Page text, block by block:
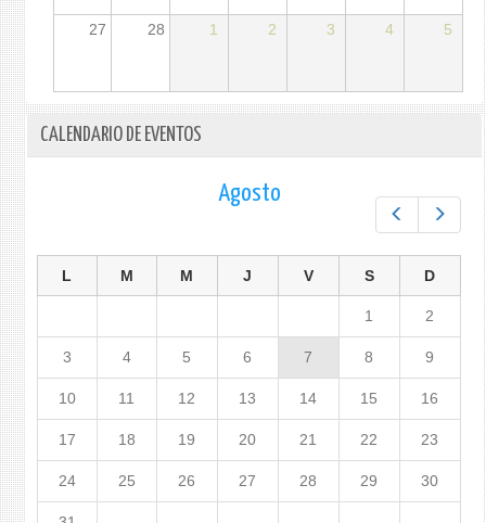
27 28 1 2 3 4 5
CALENDARIO DE EVENTOS
Agosto
L M M J V S D
1 2
3 4 5 6 7 8 9
10 11 12 13 14 15 16
17 18 19 20 21 22 23
24 25 26 27 28 29 30